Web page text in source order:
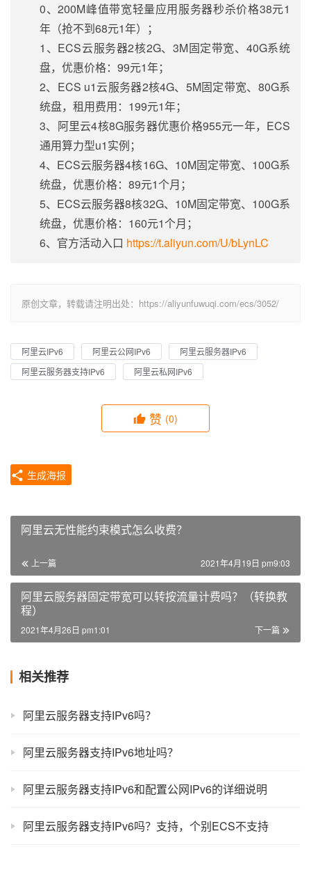
0、200M峰值带宽轻量应用服务器秒杀价格38元1
年（抢不到68元1年）；
1、ECS云服务器2核2G、3M固定带宽、40G系统
盘，优惠价格：99元1年；
2、ECS u1云服务器2核4G、5M固定带宽、80G系
统盘，租用费用：199元1年；
3、阿里云4核8G服务器优惠价格955元一年，ECS
通用算力型u1实例；
4、ECS云服务器4核16G、10M固定带宽、100G系
统盘，优惠价格：89元1个月；
5、ECS云服务器8核32G、10M固定带宽、100G系
统盘，优惠价格：160元1个月；
6、官方活动入口 https://t.aliyun.com/U/bLynLC
原创文章，转载请注明出处：https://aliyunfuwuqi.com/ecs/3052/
阿里云IPv6 阿里云公网IPv6
阿里云服务器IPv6
阿里云服务器支持IPv6
阿里云私网IPv6
赞 (0)
生成海报
阿里云无性能约束模式怎么收费？
上一篇 2021年4月19日 pm9:03
阿里云服务器固定带宽可以转按流量计费吗？（转换教
程）
下一篇
2021年4月26日 pm1:01
相关推荐
阿里云服务器支持IPv6吗？
阿里云服务器支持IPv6地址吗？
阿里云服务器支持IPv6和配置公网IPv6的详细说明
阿里云服务器支持IPv6吗？支持，个别ECS不支持